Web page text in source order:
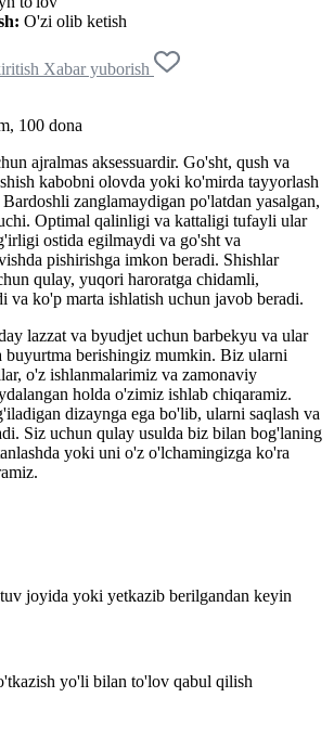
O'zi olib ketish
Xabar yuborish
100 dona
ajralmas aksessuardir. Go'sht, qush va
kabobni olovda yoki ko'mirda tayyorlash
zanglamaydigan po'latdan yasalgan,
Optimal qalinligi va kattaligi tufayli ular
ostida egilmaydi va go'sht va
pishirishga imkon beradi. Shishlar
qulay, yuqori haroratga chidamli,
va ko'p marta ishlatish uchun javob beradi.
lazzat va byudjet uchun barbekyu va ular
buyurtma berishingiz mumkin. Biz ularni
o'z ishlanmalarimiz va zamonaviy
holda o'zimiz ishlab chiqaramiz.
dizaynga ega bo'lib, ularni saqlash va
Siz uchun qulay usulda biz bilan bog'laning
yoki uni o'z o'lchamingizga ko'ra
joyida yoki yetkazib berilgandan keyin
yo'li bilan to'lov qabul qilish